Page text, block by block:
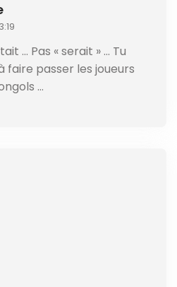
… Pas « serait » … Tu
faire passer les joueurs
…